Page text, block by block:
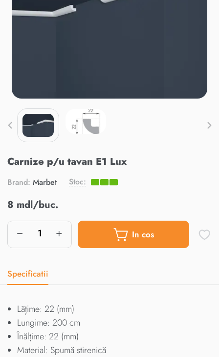
Carnize p/u tavan E1 Lux
Brand: Marbet Stoc:
8 mdl/buc.
In cos
Specificatii
Lățime: 22 (mm)
Lungime: 200 cm
Înălțime: 22 (mm)
Material: Spumă stirenică